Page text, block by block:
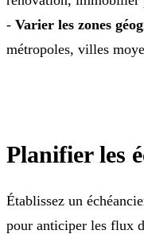
- Varier les zones
métropoles, villes
Planifier les
Établissez un
pour anticiper les flux